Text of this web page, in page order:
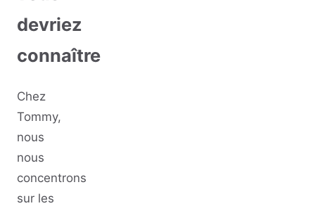
devriez
connaître
Chez
Tommy,
nous
nous
concentrons
sur les